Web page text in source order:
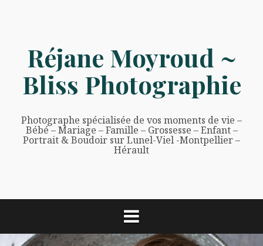
Réjane Moyroud ~
Bliss Photographie
Photographe spécialisée de vos moments de vie –
Bébé – Mariage – Famille – Grossesse – Enfant –
Portrait & Boudoir sur Lunel-Viel -Montpellier –
Hérault